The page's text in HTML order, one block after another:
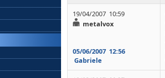
19/04/2007 10:59
metalvox
05/06/2007 12:56
Gabriele